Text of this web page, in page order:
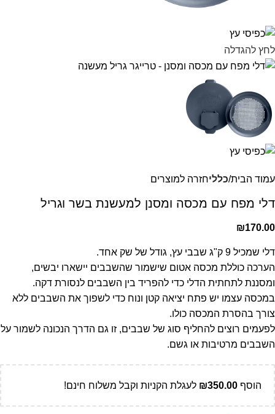
לחץ להגדלה
עמוד הבית כלליחזרה למוצרים
דלי מפח עם מכסה ומסנן למעשנת בשר וגריל
₪170.00
דלי שמכיל 9 ק"ג שבבי עץ, גודל של שק אחד.
הערכה כוללת מכסה אטום שישמור שהשבבים יישארו יבשים,
ומסננת לתחתית הדלי כדי להפריד בין השבבים לנסורת דקה.
במכסה עצמו יש פתח יציאה קטן ונוח כדי לשפוך את השבבים ללא
צורך בהסרת המכסה כולו.
לפעמים רוצים להחליף סוג של שבבים, זו גם הדרך הנכונה לשמור על
השבבים מרטיבות או גשם.
הוסף ₪350.00 לעגלת הקניות וקבל משלוח חינם!